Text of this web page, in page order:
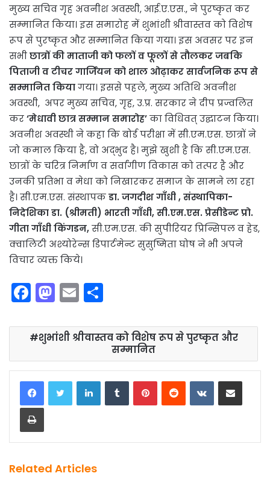
मुख्य सचिव गृह अवनीश अवस्थी, आई.ए.एस., ने पुरष्कृत कर
सम्मानित किया। इस समारोह में शुभांशी श्रीवास्तव को विशेष
रूप से पुरष्कृत और सम्मानित किया गया। इस अवसर पर इन
सभीछात्रों की माताजी को फलों व फूलों से तौलकर जबकि
पिताजी व टीचर गार्जियन को शाल ओढ़ाकर सार्वजनिक रूप से
सम्मानित कियागया। इससे पहले, मुख्य अतिथि अवनीश
अवस्थी, अपर मुख्य सचिव, गृह, उ.प्र. सरकार ने दीप प्रज्वलित
कर‘मेधावी छात्र सम्मान समारोह’का विधिवत् उद्घाटन किया।
अवनीश अवस्थी ने कहा कि बोर्ड परीक्षा में सी.एम.एस. छात्रों ने
जो कमाल किया है, वो अद्भुद है। मुझे खुशी है कि सी.एम.एस.
छात्रों के चरित्र निर्माण व सर्वांगीण विकास को तत्पर है और
उनकी प्रतिभा व मेधा को निखारकर समाज के सामने ला रहा
है। सी.एम.एस. संस्थापकडा. जगदीश गाँधी , संस्थापिका-
निदेशिका डा. (श्रीमती) भारती गाँधी, सी.एम.एस. प्रेसीडेन्ट प्रो.
गीता गाँधी किंगडन,सी.एम.एस. की सुपीरियर प्रिन्सिपल व हेड,
क्वालिटी अश्योरेन्स डिपार्टमेन्ट सुसुष्मिता घोष ने भी अपने
विचार व्यक्त किये।
F
a
c
e
b
o
o
k
M
a
st
o
d
o
n
E
m
ai
l
ar
e
शुभांशी श्रीवास्तव को विशेष रूप से पुरष्कृत और
सम्मानित
LinkedInTumblrPinterestReddit VKontakteShare via Email
Print
Related Articles